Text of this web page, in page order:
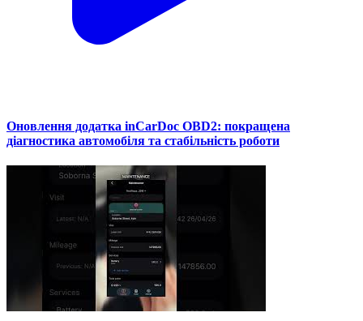
Оновлення додатка inCarDoc OBD2: покращена
діагностика автомобіля та стабільність роботи